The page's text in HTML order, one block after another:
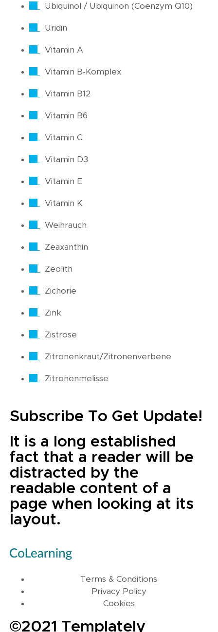
Ubiquinol / Ubiquinon (Coenzym Q10)
Uridin
Vitamin A
Vitamin B-Komplex
Vitamin B12
Vitamin B6
Vitamin C
Vitamin D3
Vitamin E
Vitamin K
Weihrauch
Zeaxanthin
Zeolith
Zichorie
Zink
Zistrose
Zitronenkraut/Zitronenverbene
Zitronenmelisse
Subscribe To Get Update!
It is a long established
fact that a reader will be
distracted by the
readable content of a
page when looking at its
layout.
Terms & Conditions
Privacy Policy
Cookies
©2021 Templately